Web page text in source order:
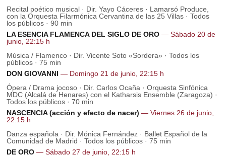
Recital poético musical · Dir. Yayo Cáceres · Lamarsó Produce,
con la Orquesta Filarmónica Cervantina de las 25 Villas · Todos
los públicos · 90 min
LA ESENCIA FLAMENCA DEL SIGLO DE ORO — Sábado 20 de
junio, 22:15 h
Música / Flamenco · Dir. Vicente Soto «Sordera» · Todos los
públicos · 75 min
DON GIOVANNI — Domingo 21 de junio, 22:15 h
Ópera / Drama jocoso · Dir. Carlos Ocaña · Orquesta Sinfónica
MDC (Alcalá de Henares) con el Katharsis Ensemble (Zaragoza) ·
Todos los públicos · 70 min
NASCENCIA (acción y efecto de nacer) — Viernes 26 de junio,
22:15 h
Danza española · Dir. Mónica Fernández · Ballet Español de la
Comunidad de Madrid · Todos los públicos · 75 min
DE ORO — Sábado 27 de junio, 22:15 h